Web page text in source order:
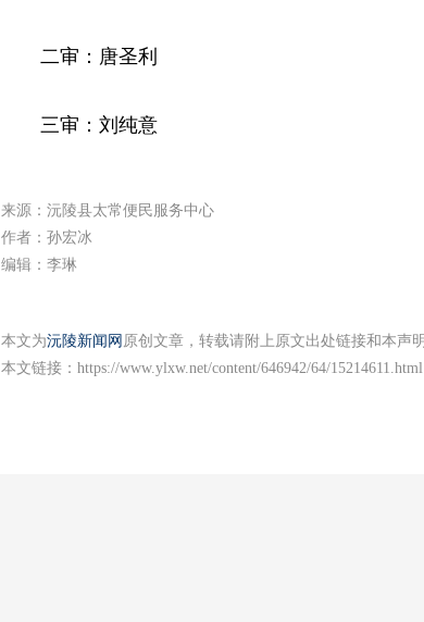
二审：唐圣利
三审：刘纯意
来源：沅陵县太常便民服务中心
作者：孙宏冰
编辑：李琳
本文为沅陵新闻网 原创文章，转载请附上原文出处链接和本声明
本文链接： https://www.ylxw.net/content/646942/64/15214611.html